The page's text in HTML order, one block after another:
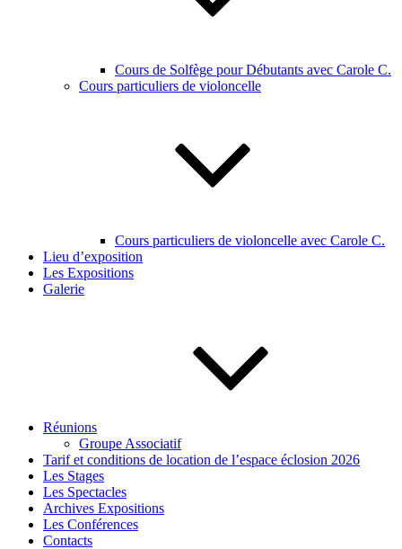
Cours de Solfège pour Débutants avec Carole C.
Cours particuliers de violoncelle
Cours particuliers de violoncelle avec Carole C.
Lieu d’exposition
Les Expositions
Galerie
Réunions
Groupe Associatif
Tarif et conditions de location de l’espace éclosion 2026
Les Stages
Les Spectacles
Archives Expositions
Les Conférences
Contacts